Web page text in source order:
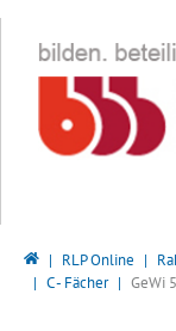
Bildungsserver
RLP Online
C - Fächer
GeWi